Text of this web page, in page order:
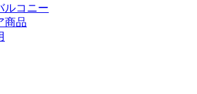
ルコニー
商品